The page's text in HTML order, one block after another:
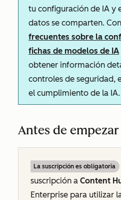
tu configuración de IA y
datos se comparten.
frecuentes sobre la
fichas de modelos de IA
obtener información
controles de seguridad,
el cumplimiento de la IA.
Antes de empezar
La suscripción es obligatoria
suscripción a Content
Enterprise para utilizar